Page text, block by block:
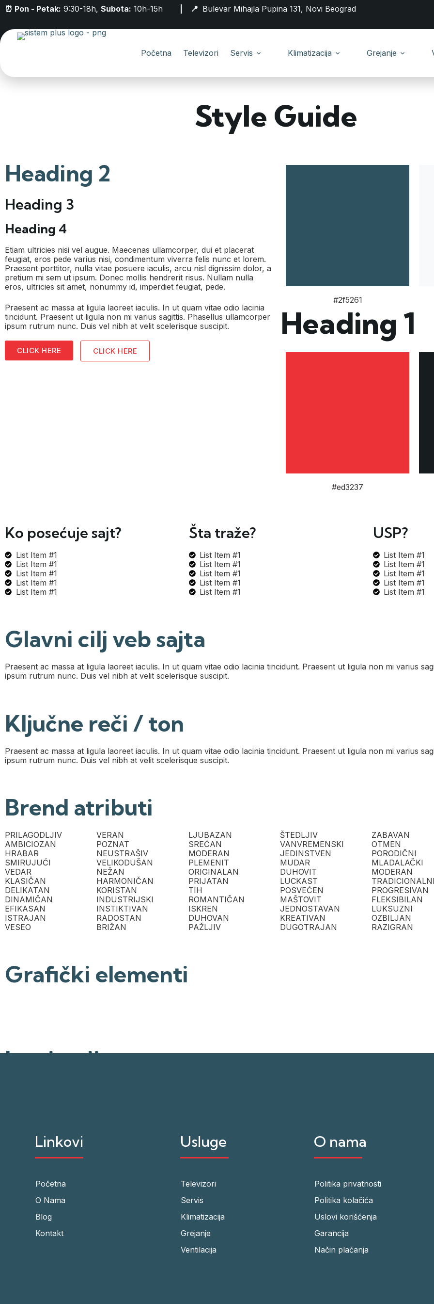
⏰ Pon - Petak: 9:30-18h, Subota: 10h-15h | 📍 Bulevar Mihajla Pupina 131, Novi Beograd
Početna Televizori Servis Klimatizacija Grejanje
Style Guide
Heading 2
Heading 3
Heading 4
Etiam ultricies nisi vel augue. Maecenas ullamcorper, dui et placerat
feugiat, eros pede varius nisi, condimentum viverra felis nunc et lorem.
Praesent porttitor, nulla vitae posuere iaculis, arcu nisl dignissim dolor, a
pretium mi sem ut ipsum. Donec mollis hendrerit risus. Nullam nulla
eros, ultricies sit amet, nonummy id, imperdiet feugiat, pede.
Praesent ac massa at ligula laoreet iaculis. In ut quam vitae odio lacinia
tincidunt. Praesent ut ligula non mi varius sagittis. Phasellus ullamcorper
ipsum rutrum nunc. Duis vel nibh at velit scelerisque suscipit.
CLICK HERE CLICK HERE
#2f5261
Heading 1
#ed3237
Ko posećuje sajt?
List Item #1
List Item #1
List Item #1
List Item #1
List Item #1
Šta traže?
List Item #1
List Item #1
List Item #1
List Item #1
List Item #1
USP?
List Item #1
List Item #1
List Item #1
List Item #1
List Item #1
Glavni cilj veb sajta
Praesent ac massa at ligula laoreet iaculis. In ut quam vitae odio lacinia tincidunt. Praesent ut ligula non mi varius
ipsum rutrum nunc. Duis vel nibh at velit scelerisque suscipit.
Ključne reči / ton
Praesent ac massa at ligula laoreet iaculis. In ut quam vitae odio lacinia tincidunt. Praesent ut ligula non mi varius
ipsum rutrum nunc. Duis vel nibh at velit scelerisque suscipit.
Brend atributi
PRILAGODLJIV
AMBICIOZAN
HRABAR
SMIRUJUĆI
VEDAR
KLASIČAN
DELIKATAN
DINAMIČAN
EFIKASAN
ISTRAJAN
VESEO
VERAN
POZNAT
NEUSTRAŠIV
VELIKODUŠAN
NEŽAN
HARMONIČAN
KORISTAN
INDUSTRIJSKI
INSTIKTIVAN
RADOSTAN
BRIŽAN
LJUBAZAN
SREĆAN
MODERAN
PLEMENIT
ORIGINALAN
PRIJATAN
TIH
ROMANTIČAN
ISKREN
DUHOVAN
PAŽLJIV
ŠTEDLJIV
VANVREMENSKI
JEDINSTVEN
MUDAR
DUHOVIT
LUCKAST
POSVEĆEN
MAŠTOVIT
JEDNOSTAVAN
KREATIVAN
DUGOTRAJAN
ZABAVAN
OTMEN
PORODIČNI
MLADALAČKI
MODERAN
TRADICIONALNI
PROGRESIVAN
FLEKSIBILAN
LUKSUZNI
OZBILJAN
RAZIGRAN
Grafički elementi
Inspiracija
Linkovi
Početna
O Nama
Blog
Kontakt
Usluge
Televizori
Servis
Klimatizacija
Grejanje
Ventilacija
O nama
Politika privatnosti
Politika kolačića
Uslovi korišćenja
Garancija
Način plaćanja